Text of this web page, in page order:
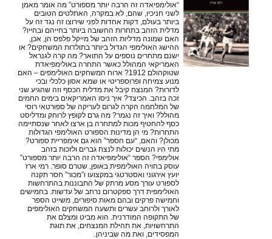
“אולימפיאדה זה הרבה יותר מספורט” מה אומר מאמן
לשני חניכיו, שהם, לא במקרה, האתלטים הטובים
ביותר בעולם, דקות אחדות לפני שירוצו זה נגד זה על
מדלית הזהב בתחרות החשובה ביותר בחייהם ובחייו?
האם שמונה מדליות הזהב של מייקל פלפס הן, אכן,
ההישג האולימפי הגדול ביותר בתולדות המשחקים? או
ישנם מתחרים נוספים על התואר? מה קרה לגנראל
האמריקאי המהולל כאשר התחרה באולימפיאדת
שטוקהולם 1912? ארוח המשחקים האולימפים – האם
מנוע צמיחה ופרוספריטי או שמא אסון כלכלי ובכי
לדורות? המנצח קיבל את מדלית הכסף וזה שהגיע שני
זכה בזהב. הכיצד? איך ניסו האמריקאים בימים החמים
של המלחמה הקרה לגרום לעריקה של ספורטאי רוסי
מהולל? ואיך זה נגמר? מה גרם לקופץ לרוחק ומדליסט
כסף להחטיף מכות למתחרה בן ארצו לאחר שנסתיימה
התחרות? מי הן מדינות הספורט האולימפי הגדולות
מכולן? והאם, “עם הספר” הוא גם אימפריית ספורט?
מתי היו הנשים יכולות לנצח גברים ולזכות בזהב
אולימפי? הספר “אולימפיאדה זה הרבה יותר מספורט”
עוסק בחויה האולימפית באופן, שטרם סופר. רמי ארז
יועץ אירגוני ואסטרטגי במקצועו ו”מכור” חסר תקנה
לספורט עורך מסע מרתק של התבוננות בהתרחשות
האולימפית דרך ספקטרום נרחב של עדשות. בחמישים
וחמישה פרקים ובהם מאות סיפורים, משייט הספר
לאורך ולרוחב עשרים ותשעה המשחקים האולימפים
של התקופה המודרנית. הוא מביט ומצלם את
התרחשויות, את תהילת המנצחים, את תוגת
המפסידים, ואת מה שביניהן.